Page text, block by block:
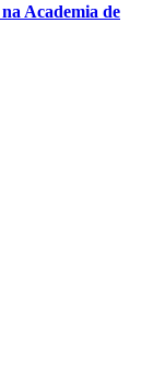
Academia de